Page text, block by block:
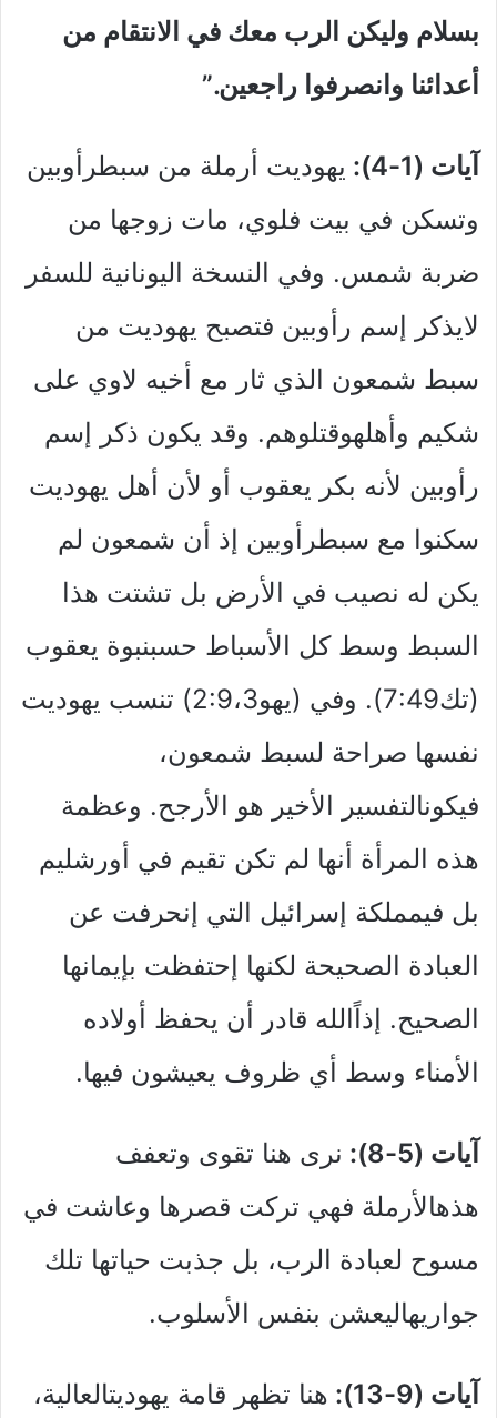
بسلام وليكن الرب معك في الانتقام من
أعدائنا وانصرفوا راجعين.”
آيات (1-4):
يهوديت أرملة من سبطرأوبين
وتسكن في بيت فلوي، مات زوجها من
ضربة شمس. وفي النسخة اليونانية للسفر
لايذكر إسم رأوبين فتصبح يهوديت من
سبط شمعون الذي ثار مع أخيه لاوي على
شكيم وأهلهوقتلوهم. وقد يكون ذكر إسم
رأوبين لأنه بكر يعقوب أو لأن أهل يهوديت
سكنوا مع سبطرأوبين إذ أن شمعون لم
يكن له نصيب في الأرض بل تشتت هذا
السبط وسط كل الأسباط حسبنبوة يعقوب
(تك7:49). وفي (يهو2:9،3) تنسب يهوديت
نفسها صراحة لسبط شمعون،
فيكونالتفسير الأخير هو الأرجح. وعظمة
هذه المرأة أنها لم تكن تقيم في أورشليم
بل فيمملكة إسرائيل التي إنحرفت عن
العبادة الصحيحة لكنها إحتفظت بإيمانها
الصحيح. إذاًالله قادر أن يحفظ أولاده
الأمناء وسط أي ظروف يعيشون فيها.
آيات (5-8):
نرى هنا تقوى وتعفف
هذهالأرملة فهي تركت قصرها وعاشت في
مسوح لعبادة الرب، بل جذبت حياتها تلك
جواريهاليعشن بنفس الأسلوب.
آيات (9-13): هنا تظهر قامة يهوديتالعالية،